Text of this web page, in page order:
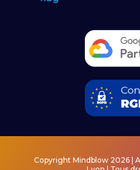
Copyright Mindblow 2026 |